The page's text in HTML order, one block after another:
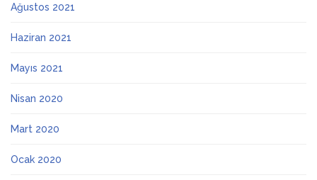
Ağustos 2021
Haziran 2021
Mayıs 2021
Nisan 2020
Mart 2020
Ocak 2020